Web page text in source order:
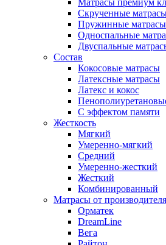
Матрасы премиум
Скрученные
Пружинные матрасы
Односпальные
Двуспальные
Состав
Кокосовые матрасы
Латексные матрасы
Латекс и кокос
С эффектом памяти
Жесткость
Мягкий
Умеренно-мягкий
Средний
Умеренно-жесткий
Жесткий
Комбинированный
Матрасы от производителя
Орматек
DreamLine
Вега